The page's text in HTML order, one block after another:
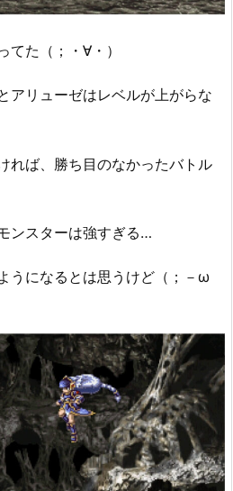
てた（；・∀・）
アリューゼはレベルが上がらな
れば、勝ち目のなかったバトル
ンスターは強すぎる…
うになるとは思うけど（；－ω